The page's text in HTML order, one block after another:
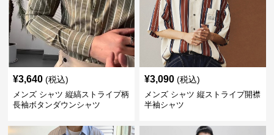
¥3,640 (税込)
メンズ シャツ 縦縞ストライプ柄
長袖ボタンダウンシャツ
¥3,090 (税込)
メンズ シャツ 縦ストライプ開襟
半袖シャツ